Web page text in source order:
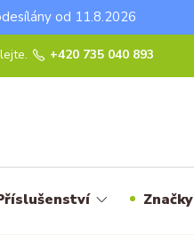
od 11.8.2026
+420 735 040 893
Značky